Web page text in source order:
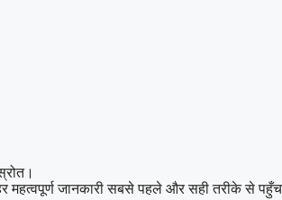
महत्वपूर्ण जानकारी सबसे पहले और सही तरीके से